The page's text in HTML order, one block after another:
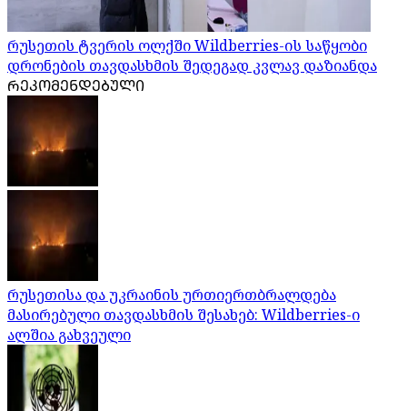
რუსეთის ტვერის ოლქში Wildberries-ის საწყობი
დრონების თავდასხმის შედეგად კვლავ დაზიანდა
ᲠᲔᲙᲝᲛᲔᲜᲓᲔᲑᲣᲚᲘ
რუსეთისა და უკრაინის ურთიერთბრალდება
მასირებული თავდასხმის შესახებ: Wildberries-ი
ალშია გახვეული